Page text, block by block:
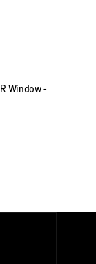
Window -